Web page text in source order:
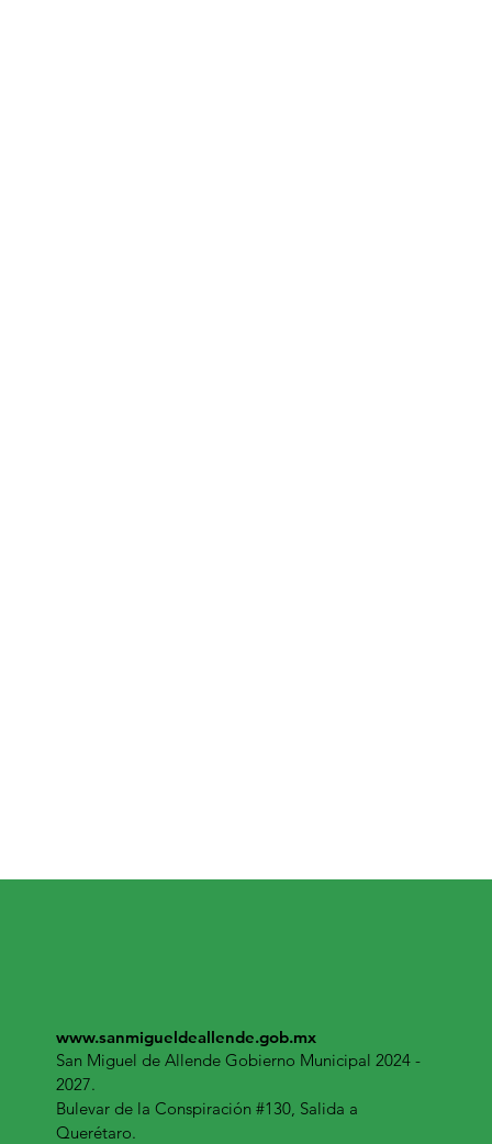
www.sanmigueldeallende.gob.mx
San Miguel de Allende Gobierno Municipal 2024 -
2027.
Bulevar de la Conspiración #130, Salida a
Querétaro.